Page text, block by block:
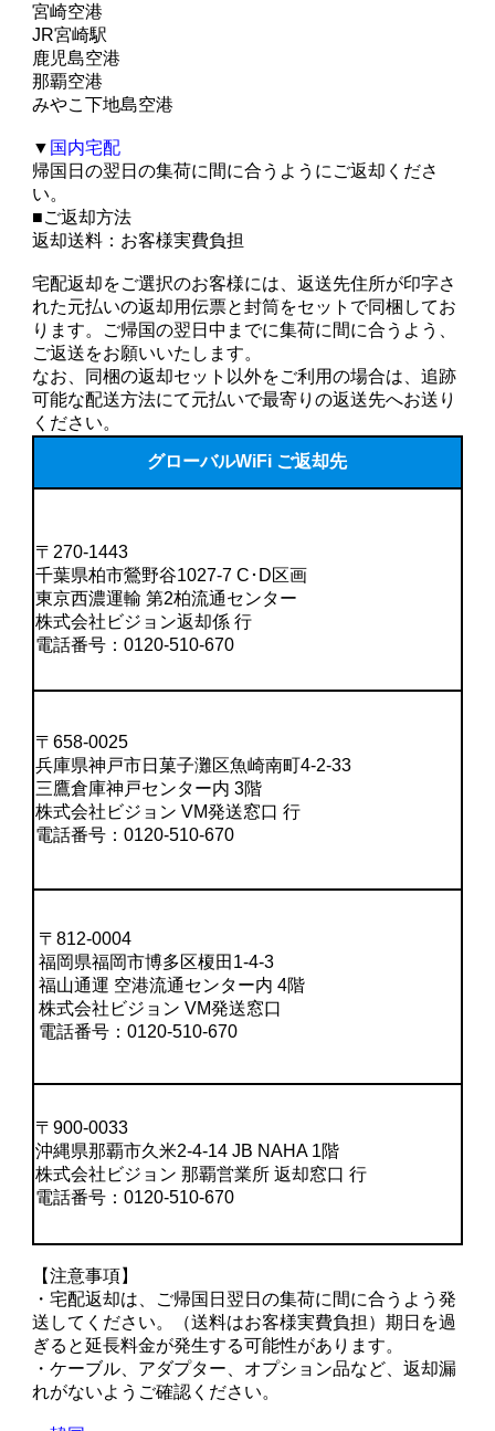
宮崎空港
JR宮崎駅
鹿児島空港
那覇空港
みやこ下地島空港
▼ 国内宅配
帰国日の翌日の集荷に間に合うようにご返却くださ
い。
■ご返却方法
返却送料：お客様実費負担
宅配返却をご選択のお客様には、返送先住所が印字さ
れた元払いの返却用伝票と封筒をセットで同梱してお
ります。ご帰国の翌日中までに集荷に間に合うよう、
ご返送をお願いいたします。
なお、同梱の返却セット以外をご利用の場合は、追跡
可能な配送方法にて元払いで最寄りの返送先へお送り
ください。
グローバルWiFi ご返却先
〒270-1443
千葉県柏市鶯野谷1027-7 C･D区画
東京西濃運輸 第2柏流通センター
株式会社ビジョン返却係 行
電話番号：0120-510-670
〒658-0025
兵庫県神戸市日菓子灘区魚崎南町4-2-33
三鷹倉庫神戸センター内 3階
株式会社ビジョン VM発送窓口 行
電話番号：0120-510-670
〒812-0004
福岡県福岡市博多区榎田1-4-3
福山通運 空港流通センター内 4階
株式会社ビジョン VM発送窓口
電話番号：0120-510-670
〒900-0033
沖縄県那覇市久米2-4-14 JB NAHA 1階
株式会社ビジョン 那覇営業所 返却窓口 行
電話番号：0120-510-670
【注意事項】
・宅配返却は、ご帰国日翌日の集荷に間に合うよう発
送してください。（送料はお客様実費負担）期日を過
ぎると延長料金が発生する可能性があります。
・ケーブル、アダプター、オプション品など、返却漏
れがないようご確認ください。